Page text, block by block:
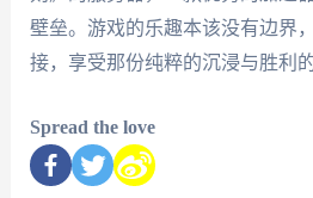
壁垒。游戏的乐趣本该没有边界
接，享受那份纯粹的沉浸与胜利的
Spread the love